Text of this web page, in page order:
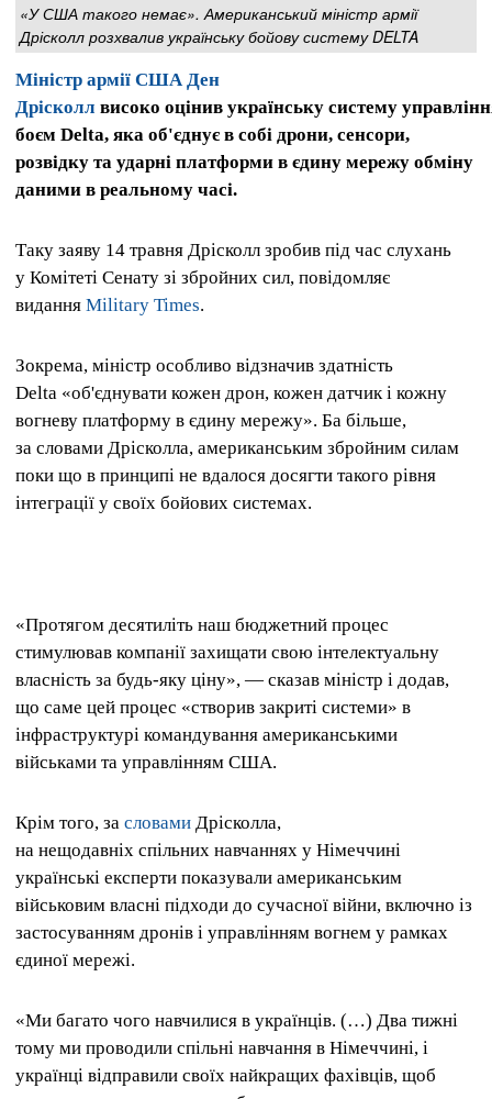
«У США такого немає». Американський міністр армії
Дрісколл розхвалив українську бойову систему DELTA
Міністр армії США Ден
Дрісколл високо оцінив українську систему
боєм Delta, яка об'єднує в собі дрони, сенсори,
розвідку та ударні платформи в єдину мережу обміну
даними в реальному часі.
Таку заяву 14 травня Дрісколл зробив під час слухань
у Комітеті Сенату зі збройних сил, повідомляє
видання Military Times.
Зокрема, міністр особливо відзначив здатність
Delta «об'єднувати кожен дрон, кожен датчик і кожну
вогневу платформу в єдину мережу». Ба більше,
за словами Дрісколла, американським збройним силам
поки що в принципі не вдалося досягти такого рівня
інтеграції у своїх бойових системах.
«Протягом десятиліть наш бюджетний процес
стимулював компанії захищати свою інтелектуальну
власність за будь-яку ціну», — сказав міністр і додав,
що саме цей процес «створив закриті системи» в
інфраструктурі командування американськими
військами та управлінням США.
Крім того, за словами Дрісколла,
на нещодавніх спільних навчаннях у Німеччині
українські експерти показували американським
військовим власні підходи до сучасної війни, включно із
застосуванням дронів і управлінням вогнем у рамках
єдиної мережі.
«Ми багато чого навчилися в українців. (…) Два тижні
тому ми проводили спільні навчання в Німеччині, і
українці відправили своїх найкращих фахівців, щоб